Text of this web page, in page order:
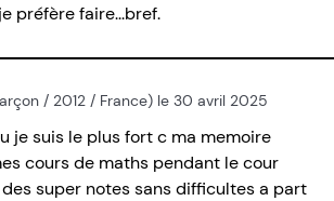
préfère faire...bref.
/ 2012 / France) le 30 avril 2025
je suis le plus fort c ma memoire
cours de maths pendant le cour
super notes sans difficultes a part